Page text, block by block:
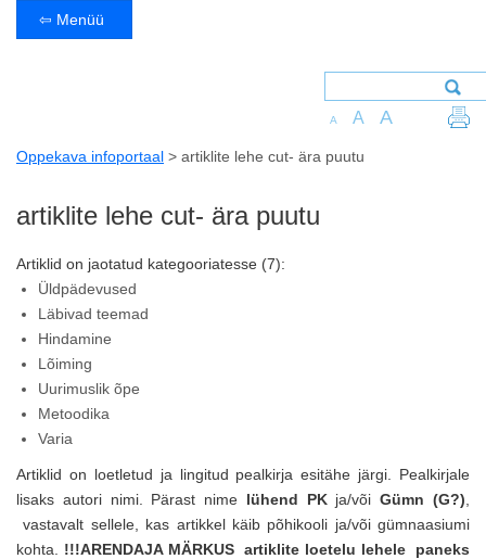
⇦ Menüü
A A A
Oppekava infoportaal > artiklite lehe cut- ära puutu
artiklite lehe cut- ära puutu
Artiklid on jaotatud kategooriatesse (7):
Üldpädevused
Läbivad teemad
Hindamine
Lõiming
Uurimuslik õpe
Metoodika
Varia
Artiklid on loetletud ja lingitud pealkirja esitähe järgi. Pealkirjale
lisaks autori nimi. Pärast nime lühend PKja/võiGümn (G?)
vastavalt sellele, kas artikkel käib põhikooli ja/või gümnaasiumi
kohta. !!!ARENDAJA MÄRKUS artiklite loetelu lehele paneks